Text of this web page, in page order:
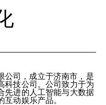
公司，成立于济南市，是
科技公司。公司致力于为
先进的人工智能与大数据
动娱乐产品。